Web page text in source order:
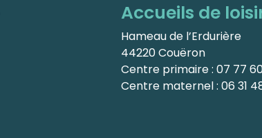
Accueils de
Hameau de l’Erdurière
44220 Couëron
Centre primaire : 07 77
Centre maternel : 06 31